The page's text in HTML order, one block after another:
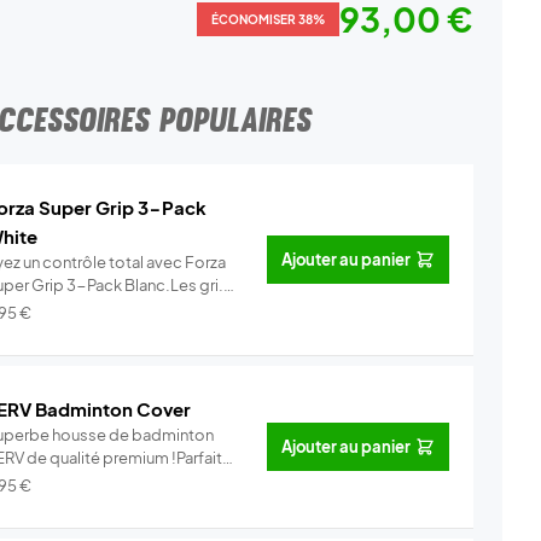
ÉCONOMISER 38% 93,00 €
POPULAIRES
Super Grip 3-Pack
un contrôle total avec Forza
Grip 3-Pack Blanc.Les gri...
€
Ajouter au panier
Badminton Cover
housse de badminton
de qualité premium !Parfait
€
Ajouter au panier